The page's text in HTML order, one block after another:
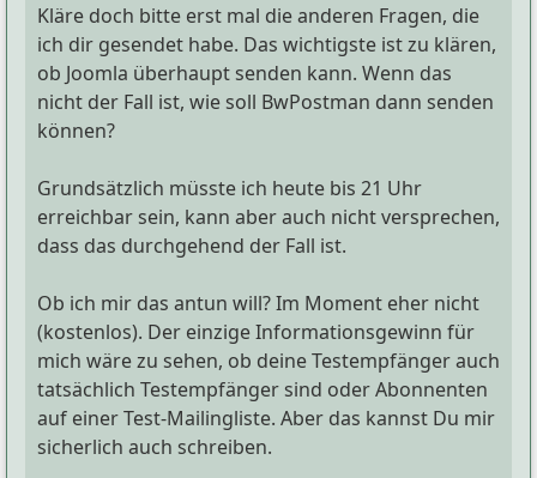
Kläre doch bitte erst mal die anderen Fragen, die
ich dir gesendet habe. Das wichtigste ist zu klären,
ob Joomla überhaupt senden kann. Wenn das
nicht der Fall ist, wie soll BwPostman dann senden
können?
Grundsätzlich müsste ich heute bis 21 Uhr
erreichbar sein, kann aber auch nicht versprechen,
dass das durchgehend der Fall ist.
Ob ich mir das antun will? Im Moment eher nicht
(kostenlos). Der einzige Informationsgewinn für
mich wäre zu sehen, ob deine Testempfänger auch
tatsächlich Testempfänger sind oder Abonnenten
auf einer Test-Mailingliste. Aber das kannst Du mir
sicherlich auch schreiben.